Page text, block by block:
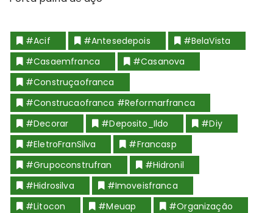
#acif #antesedepois
#BelaVista
#casaemfranca
#casanova
#construçaofranca
#construcaofranca #reformarfranca
#decorar
#Deposito_Ildo
#diy
#EletroFranSilva
#francasp
#grupoconstrufran
#Hidronil
#Hidrosilva
#imoveisfranca
#Litocon
#meuap
#organização